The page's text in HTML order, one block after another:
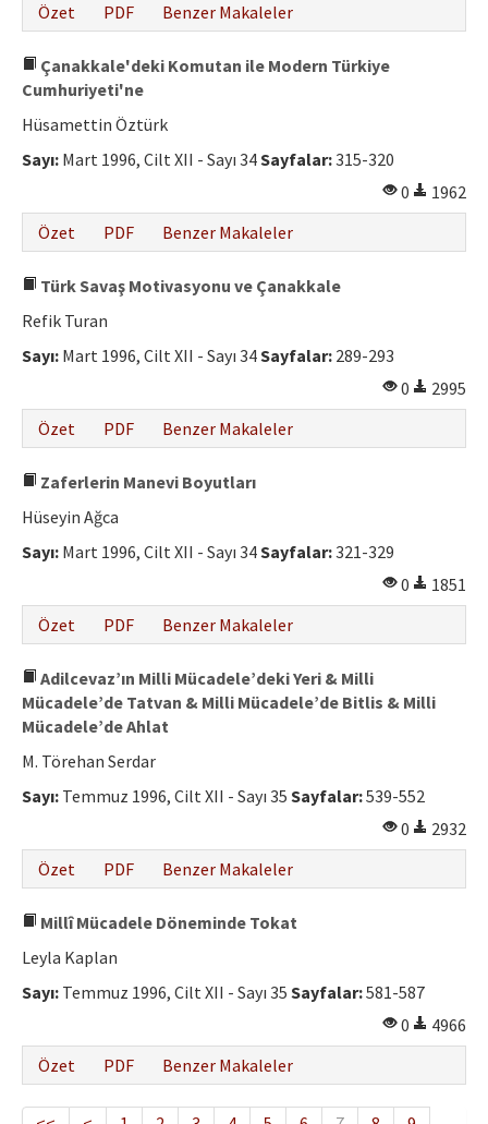
Özet
PDF Benzer Makaleler
Çanakkale'deki Komutan ile Modern Türkiye
Cumhuriyeti'ne
Hüsamettin Öztürk
Sayı: Mart 1996, Cilt XII - Sayı 34Sayfalar:315-320
0
1962
Özet
PDF Benzer Makaleler
Türk Savaş Motivasyonu ve Çanakkale
Refik Turan
Sayı: Mart 1996, Cilt XII - Sayı 34Sayfalar: 289-293
0
2995
Özet
PDF Benzer Makaleler
Zaferlerin Manevi Boyutları
Hüseyin Ağca
Sayı: Mart 1996, Cilt XII - Sayı 34Sayfalar:321-329
0
1851
Özet
PDF Benzer Makaleler
Adilcevaz’ın Milli Mücadele’deki Yeri & Milli
Mücadele’de Tatvan & Milli Mücadele’de Bitlis & Milli
Mücadele’de Ahlat
M. Törehan Serdar
Sayı: Temmuz 1996, Cilt XII - Sayı 35 Sayfalar:539-552
0
2932
Özet
PDF Benzer Makaleler
Millî Mücadele Döneminde Tokat
Leyla Kaplan
Sayı: Temmuz 1996, Cilt XII - Sayı 35 Sayfalar:581-587
0
4966
Özet
PDF Benzer Makaleler